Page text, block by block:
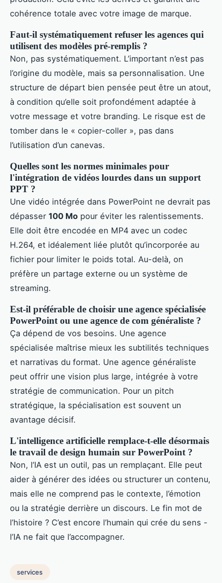
cohérence totale avec votre image de marque.
Faut-il systématiquement refuser les agences qui
utilisent des modèles pré-remplis ?
Non, pas systématiquement. L’important n’est pas
l’origine du modèle, mais sa personnalisation. Une
structure de départ bien pensée peut être un atout,
à condition qu’elle soit profondément adaptée à
votre message et votre branding. Le risque est de
tomber dans le « copier-coller », pas dans
l’utilisation d’un canevas.
Quelles sont les normes minimales pour
l'intégration de vidéos lourdes dans un support
PPT ?
Une vidéo intégrée dans PowerPoint ne devrait pas
dépasser 100 Mo pour éviter les ralentissements.
Elle doit être encodée en MP4 avec un codec
H.264, et idéalement liée plutôt qu’incorporée au
fichier pour limiter le poids total. Au-delà, on
préfère un partage externe ou un système de
streaming.
Est-il préférable de choisir une agence spécialisée
PowerPoint ou une agence de com généraliste ?
Ça dépend de vos besoins. Une agence
spécialisée maîtrise mieux les subtilités techniques
et narrativas du format. Une agence généraliste
peut offrir une vision plus large, intégrée à votre
stratégie de communication. Pour un pitch
stratégique, la spécialisation est souvent un
avantage décisif.
L'intelligence artificielle remplace-t-elle désormais
le travail de design humain sur PowerPoint ?
Non, l’IA est un outil, pas un remplaçant. Elle peut
aider à générer des idées ou structurer un contenu,
mais elle ne comprend pas le contexte, l’émotion
ou la stratégie derrière un discours. Le fin mot de
l’histoire ? C’est encore l’humain qui crée du sens -
l’IA ne fait que l’accompagner.
services